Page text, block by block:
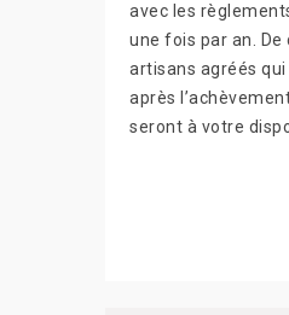
avec les
une fois par an.
artisans agréés
après
seront à votre